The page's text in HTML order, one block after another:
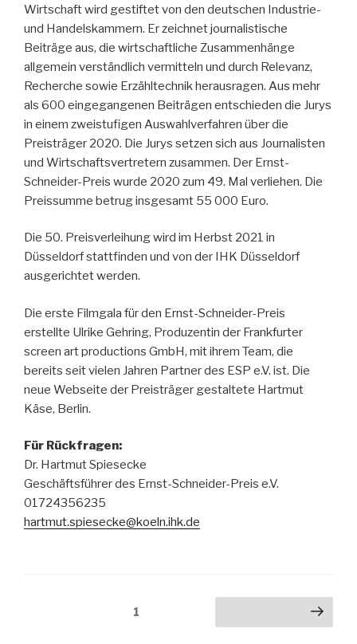
Wirtschaft wird gestiftet von den deutschen Industrie-
und Handelskammern. Er zeichnet journalistische
Beiträge aus, die wirtschaftliche Zusammenhänge
allgemein verständlich vermitteln und durch Relevanz,
Recherche sowie Erzähltechnik herausragen. Aus mehr
als 600 eingegangenen Beiträgen entschieden die Jurys
in einem zweistufigen Auswahlverfahren über die
Preisträger 2020. Die Jurys setzen sich aus Journalisten
und Wirtschaftsvertretern zusammen. Der Ernst-
Schneider-Preis wurde 2020 zum 49. Mal verliehen. Die
Preissumme betrug insgesamt 55 000 Euro.
Die 50. Preisverleihung wird im Herbst 2021 in
Düsseldorf stattfinden und von der IHK Düsseldorf
ausgerichtet werden.
Die erste Filmgala für den Ernst-Schneider-Preis
erstellte Ulrike Gehring, Produzentin der Frankfurter
screen art productions GmbH, mit ihrem Team, die
bereits seit vielen Jahren Partner des ESP e.V. ist. Die
neue Webseite der Preisträger gestaltete Hartmut
Käse, Berlin.
Für Rückfragen:
Dr. Hartmut Spiesecke
Geschäftsführer des Ernst-Schneider-Preis e.V.
01724356235
hartmut.spiesecke@koeln.ihk.de
Beitragsnavigation
1 Nächste Seite